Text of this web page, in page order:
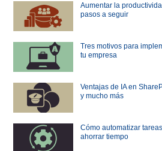
Aumentar la
pasos a seguir
Tres motivos para
tu empresa
Ventajas de IA en
y mucho más
Cómo automatizar
ahorrar tiempo